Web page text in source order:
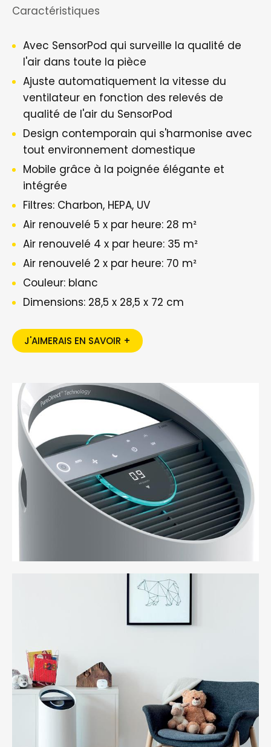
Caractéristiques
Avec SensorPod qui surveille la qualité de
l'air dans toute la pièce
Ajuste automatiquement la vitesse du
ventilateur en fonction des relevés de
qualité de l'air du SensorPod
Design contemporain qui s'harmonise avec
tout environnement domestique
Mobile grâce à la poignée élégante et
intégrée
Filtres: Charbon, HEPA, UV
Air renouvelé 5 x par heure: 28 m²
Air renouvelé 4 x par heure: 35 m²
Air renouvelé 2 x par heure: 70 m²
Couleur: blanc
Dimensions: 28,5 x 28,5 x 72 cm
J'AIMERAIS EN SAVOIR +